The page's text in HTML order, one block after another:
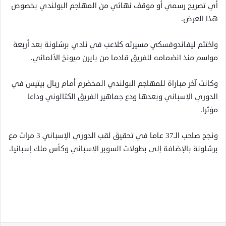
أي تصريح رسمي أو موقف نهائي من المهاجم البولندي بخصوص
هذا العرض.
واختتم ليفاندوفسكي مسيرته كلاعب في نادي برشلونة بعد أربعة
مواسم منذ انضمامه للفريق قادما من بايرن ميونخ الألماني.
وكانت آخر مباراة للمهاجم البولندي المخضرم أمام ريال بيتيس في
الدوري الإسباني وبعدها ودع جماهير الفريق الكتالوني وداعا
مؤثرا.
ونجح صاحب الـ37 عاما في تحقيق لقب الدوري الإسباني 3 مرات مع
برشلونة بالإضافة إلى بطولات السوبر الإسباني وكأس ملك إسبانيا.